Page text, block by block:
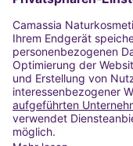
Copyright